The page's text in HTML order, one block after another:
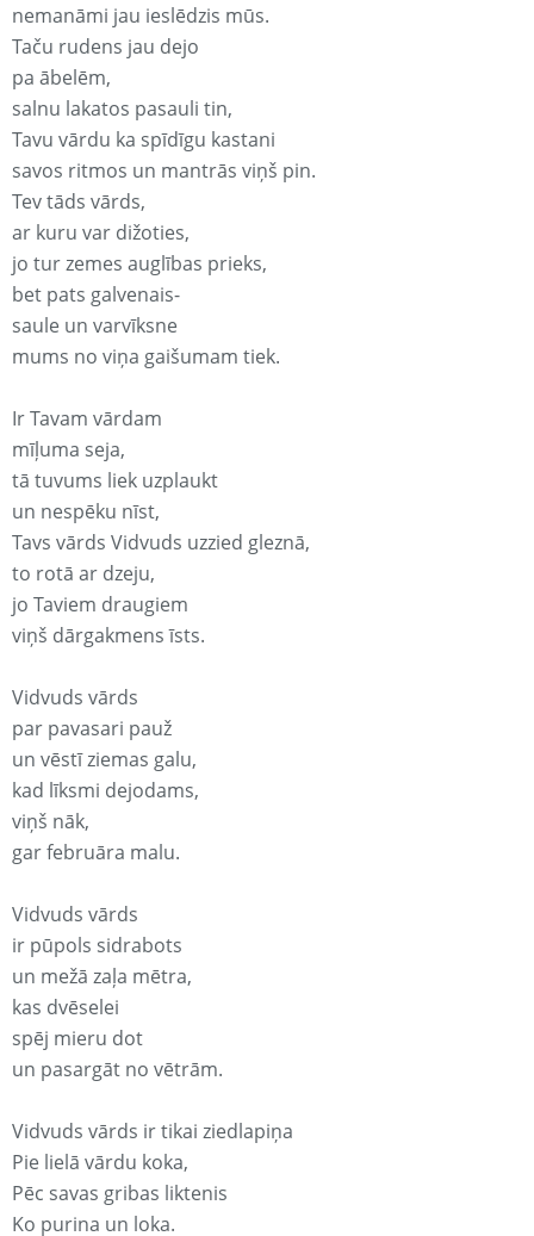
nemanāmi jau ieslēdzis mūs.
Taču rudens jau dejo
pa ābelēm,
salnu lakatos pasauli tin,
Tavu vārdu ka spīdīgu kastani
savos ritmos un mantrās viņš pin.
Tev tāds vārds,
ar kuru var dižoties,
jo tur zemes auglības prieks,
bet pats galvenais-
saule un varvīksne
mums no viņa gaišumam tiek.
Ir Tavam vārdam
mīļuma seja,
tā tuvums liek uzplaukt
un nespēku nīst,
Tavs vārds Vidvuds uzzied gleznā,
to rotā ar dzeju,
jo Taviem draugiem
viņš dārgakmens īsts.
Vidvuds vārds
par pavasari pauž
un vēstī ziemas galu,
kad līksmi dejodams,
viņš nāk,
gar februāra malu.
Vidvuds vārds
ir pūpols sidrabots
un mežā zaļa mētra,
kas dvēselei
spēj mieru dot
un pasargāt no vētrām.
Vidvuds vārds ir tikai ziedlapiņa
Pie lielā vārdu koka,
Pēc savas gribas liktenis
Ko purina un loka.